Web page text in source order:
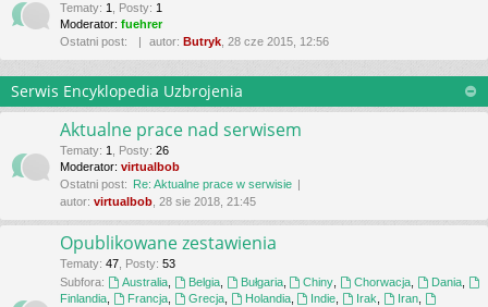
Tematy: 1 Posty: 1
Moderator: fuehrer
Ostatni post:
autor: Butryk , 28 cze 2015, 12:56
Serwis Encyklopedia Uzbrojenia
Aktualne prace nad serwisem
Tematy: 1 Posty: 26
Moderator: virtualbob
Ostatni post: Re: Aktualne prace w serwisie
autor: virtualbob , 28 sie 2018, 21:45
Opublikowane zestawienia
Tematy: 47 Posty: 53
Subfora:
Australia, Belgia, Bułgaria, Chiny Chorwacja Dania
Finlandia
Francja, Grecja, Holandia, Indie Irak Iran